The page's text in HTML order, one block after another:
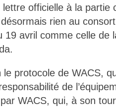
officielle à la partie
rien au
19 avril comme celle de
le protocole de WACS,
de
WACS, qui, à son